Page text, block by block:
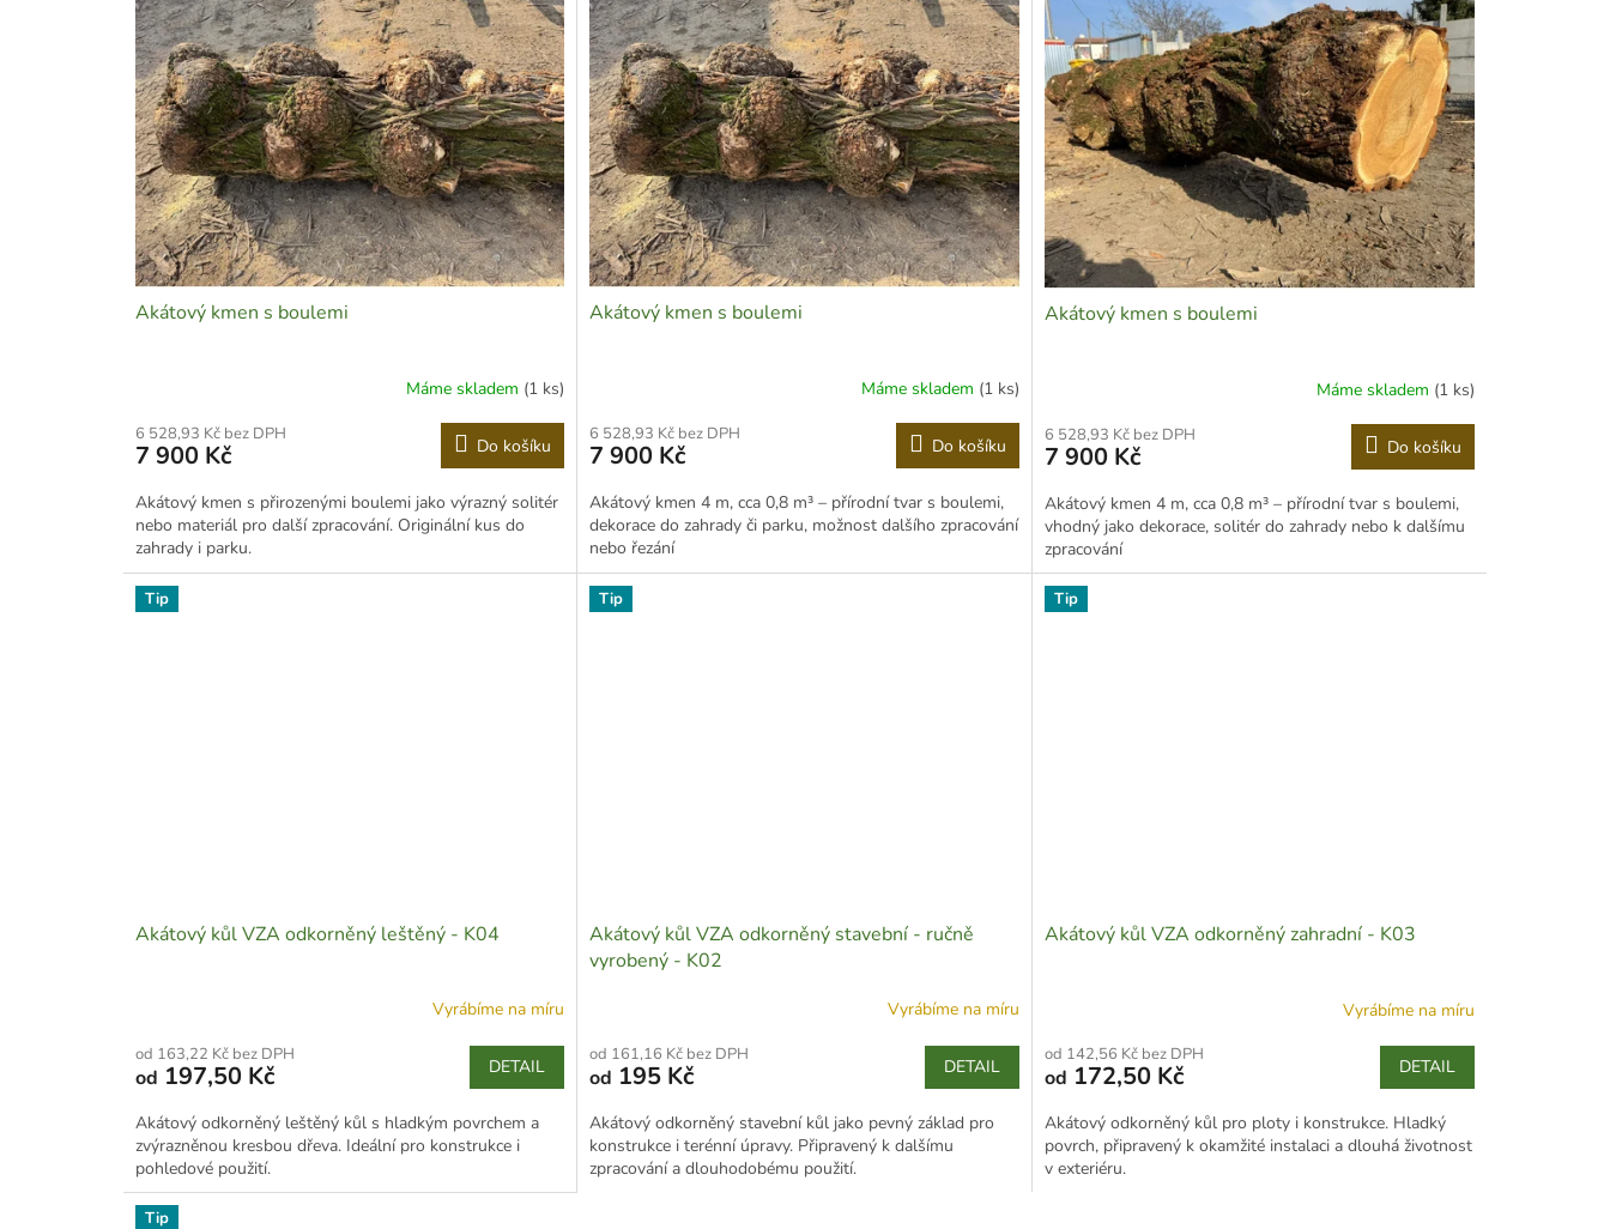
p
d
p
p
d
Akátový kmen s boulemi
Máme skladem (1 ks)
6 528,93 Kč bez DPH
7 900 Kč Do košíku
Akátový kmen s přirozenými boulemi jako výrazný solitér
nebo materiál pro další zpracování. Originální kus do
zahrady i parku.
Akátový kmen s boulemi
Máme skladem (1 ks)
6 528,93 Kč bez DPH
7 900 Kč Do košíku
Akátový kmen 4 m, cca 0,8 m³ – přírodní tvar s boulemi,
dekorace do zahrady či parku, možnost dalšího zpracování
nebo řezání
Akátový kmen s boulemi
Máme skladem (1 ks)
6 528,93 Kč bez DPH
7 900 Kč Do košíku
Akátový kmen 4 m, cca 0,8 m³ – přírodní tvar s boulemi,
vhodný jako dekorace, solitér do zahrady nebo k dalšímu
zpracování
Tip
Akátový kůl VZA odkorněný leštěný - K04
Vyrábíme na míru
od 163,22 Kč bez DPH
od 197,50 Kč DETAIL
Akátový odkorněný leštěný kůl s hladkým povrchem a
zvýrazněnou kresbou dřeva. Ideální pro konstrukce i
pohledové použití.
Tip
Akátový kůl VZA odkorněný stavební - ručně
vyrobený - K02
Vyrábíme na míru
od 161,16 Kč bez DPH
od 195 Kč DETAIL
Akátový odkorněný stavební kůl jako pevný základ pro
konstrukce i terénní úpravy. Připravený k dalšímu
zpracování a dlouhodobému použití.
Tip
Akátový kůl VZA odkorněný zahradní - K03
Vyrábíme na míru
od 142,56 Kč bez DPH
od 172,50 Kč DETAIL
Akátový odkorněný kůl pro ploty i konstrukce. Hladký
povrch, připravený k okamžité instalaci a dlouhá životnost
v exteriéru.
Tip